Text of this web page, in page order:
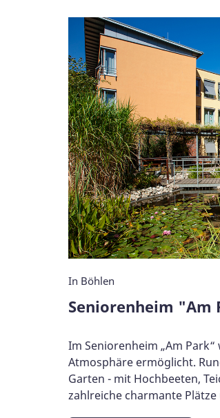
In Böhlen
Seniorenheim "Am
Im Seniorenheim „Am
Atmosphäre ermöglicht.
Garten - mit Hochbeeten,
zahlreiche charmante